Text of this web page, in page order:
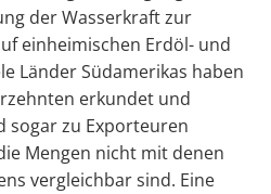
der Wasserkraft zur
einheimischen Erdöl- und
Länder Südamerikas haben
erkundet und
sogar zu Exporteuren
Mengen nicht mit denen
vergleichbar sind. Eine